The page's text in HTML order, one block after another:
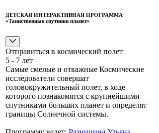
ДЕТСКАЯ ИНТЕРАКТИВНАЯ ПРОГРАММА
«Таинственные спутники планет»
Отправиться в космический полет
5 - 7 лет
Самые смелые и отважные Космические
исследователи совершат
головокружительный полет, в ходе
которого познакомятся с крупнейшими
спутниками больших планет и определят
границы Солнечной системы.